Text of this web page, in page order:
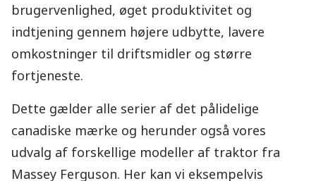
brugervenlighed, øget produktivitet og
indtjening gennem højere udbytte, lavere
omkostninger til driftsmidler og større
fortjeneste.
Dette gælder alle serier af det pålidelige
canadiske mærke og herunder også vores
udvalg af forskellige modeller af traktor fra
Massey Ferguson. Her kan vi eksempelvis